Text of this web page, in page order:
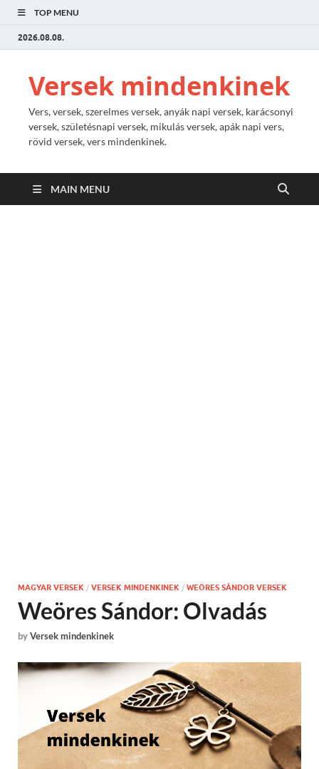
TOP MENU
2026.08.08.
Versek mindenkinek
Vers, versek, szerelmes versek, anyák napi versek, karácsonyi
versek, születésnapi versek, mikulás versek, apák napi vers,
rövid versek, vers mindenkinek.
MAIN MENU
MAGYAR VERSEK / VERSEK MINDENKINEK / WEÖRES SÁNDOR VERSEK
Weöres Sándor: Olvadás
byVersek mindenkinek